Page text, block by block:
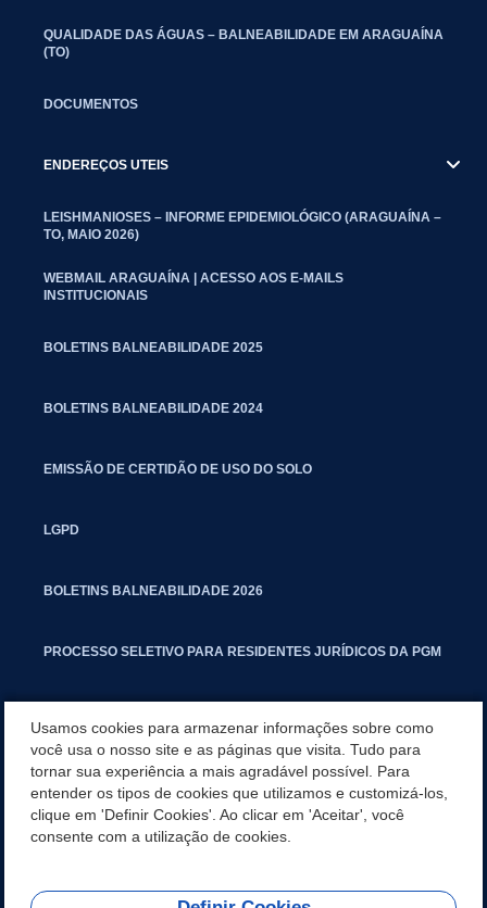
QUALIDADE DAS ÁGUAS – BALNEABILIDADE EM ARAGUAÍNA
(TO)
DOCUMENTOS
ENDEREÇOS UTEIS
LEISHMANIOSES – INFORME EPIDEMIOLÓGICO (ARAGUAÍNA –
TO, MAIO 2026)
WEBMAIL ARAGUAÍNA | ACESSO AOS E-MAILS
INSTITUCIONAIS
BOLETINS BALNEABILIDADE 2025
BOLETINS BALNEABILIDADE 2024
EMISSÃO DE CERTIDÃO DE USO DO SOLO
LGPD
BOLETINS BALNEABILIDADE 2026
PROCESSO SELETIVO PARA RESIDENTES JURÍDICOS DA PGM
MANUAL DE PROCEDIMENTOS IMOBILIÁRIOS SEINFRA
TURMINHA DO LAGO
Usamos cookies para armazenar informações sobre como
você usa o nosso site e as páginas que visita. Tudo para
tornar sua experiência a mais agradável possível. Para
entender os tipos de cookies que utilizamos e customizá-los,
clique em 'Definir Cookies'. Ao clicar em 'Aceitar', você
consente com a utilização de cookies.